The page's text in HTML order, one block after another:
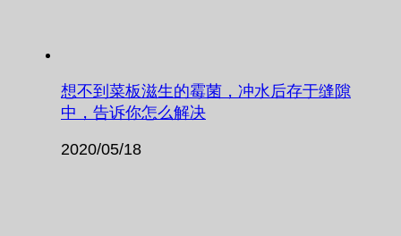
想不到菜板滋生的霉菌，冲水后存于缝隙
中，告诉你怎么解决
2020/05/18